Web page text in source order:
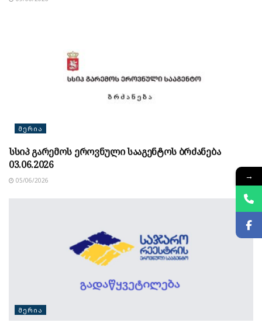
ᲛᲔᲠᲘᲐ
სსიპ გარემოს ეროვნული სააგენტოს ბრძანება
03.06.2026
05/06/2026
ᲛᲔᲠᲘᲐ
→